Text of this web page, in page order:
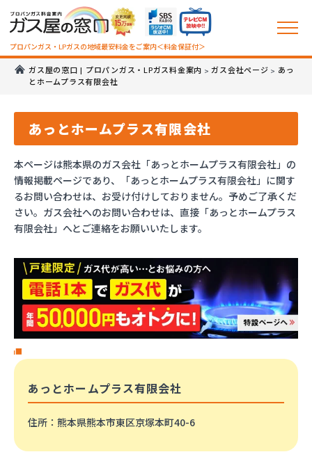
プロパンガス・LPガスの地域最安料金をご案内＜料金保証付＞
ガス屋の窓口 | プロパンガス・LPガス料金案内 >ガス会社ページ > あっ
とホームプラス有限会社
あっとホームプラス有限会社
本ページは熊本県のガス会社「あっとホームプラス有限会社」の
情報掲載ページであり、「あっとホームプラス有限会社」に関す
るお問い合わせは、お受け付けしておりません。予めご了承くだ
さい。ガス会社へのお問い合わせは、直接「あっとホームプラス
有限会社」へとご連絡をお願いいたします。
あっとホームプラス有限会社
住所 ：熊本県熊本市東区京塚本町40-6